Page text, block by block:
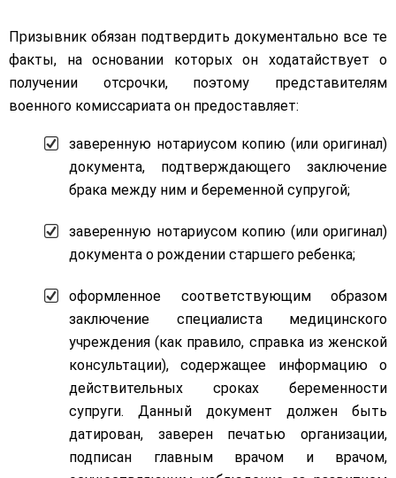
Призывник обязан подтвердить документально все те
факты, на основании которых он ходатайствует о
получении отсрочки, поэтому представителям
военного комиссариата он предоставляет:
заверенную нотариусом копию (или оригинал)
документа, подтверждающего заключение
брака между ним и беременной супругой;
заверенную нотариусом копию (или оригинал)
документа о рождении старшего ребенка;
оформленное соответствующим образом
заключение специалиста медицинского
учреждения (как правило, справка из женской
консультации), содержащее информацию о
действительных сроках беременности
супруги. Данный документ должен быть
датирован, заверен печатью организации,
подписан главным врачом и врачом,